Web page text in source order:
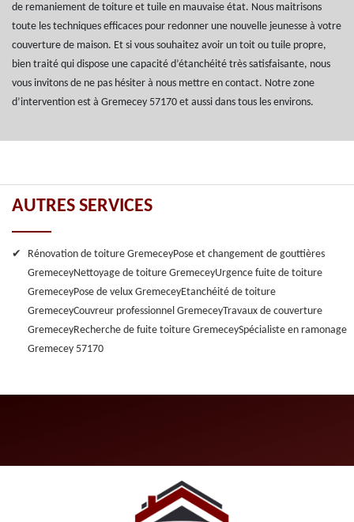
de remaniement de toiture et tuile en mauvaise état. Nous maitrisons
toute les techniques efficaces pour redonner une nouvelle jeunesse à votre
couverture de maison. Et si vous souhaitez avoir un toit ou tuile propre,
bien traité qui dispose une capacité d’étanchéité très satisfaisante, nous
vous invitons de ne pas hésiter à nous mettre en contact. Notre zone
d’intervention est à Gremecey 57170 et aussi dans tous les environs.
AUTRES SERVICES
Rénovation de toiture GremeceyPose et changement de gouttières
GremeceyNettoyage de toiture GremeceyUrgence fuite de toiture
GremeceyPose de velux GremeceyEtanchéité de toiture
GremeceyCouvreur professionnel GremeceyTravaux de couverture
GremeceyRecherche de fuite toiture GremeceySpécialiste en ramonage
Gremecey 57170